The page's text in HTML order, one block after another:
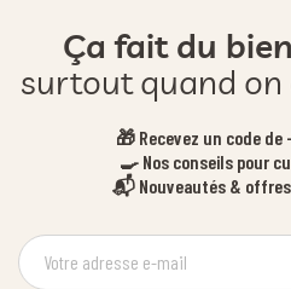
Ça fait du
surtout quand on
🎁 Recevez un code
🍳 Nos conseils pour
📬 Nouveautés &